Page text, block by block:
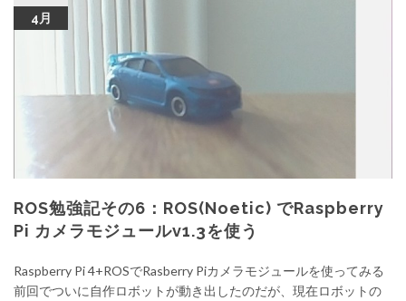
4月
ROS勉強記その6：ROS(Noetic) でRaspberry
Pi カメラモジュールv1.3を使う
Raspberry Pi 4+ROSでRasberry Piカメラモジュールを使ってみる
前回でついに自作ロボットが動き出したのだが、現在ロボットの